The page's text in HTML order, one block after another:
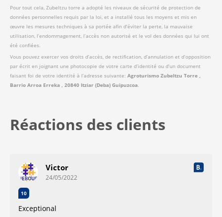
Pour tout cela, Zubeltzu torre a adopté les niveaux de sécurité de protection de
données personnelles requis par la loi, et a installé tous les moyens et mis en
œuvre les mesures techniques à sa portée afin d’éviter la perte, la mauvaise
utilisation, l’endommagement, l’accès non autorisé et le vol des données qui lui ont
été confiées.
Vous pouvez exercer vos droits d’accès, de rectification, d’annulation et d’opposition
par écrit en joignant une photocopie de votre carte d’identité ou d’un document
faisant foi de votre identité à l’adresse suivante: Agroturismo Zubeltzu Torre ,
Barrio Arroa Erreka , 20840 Itziar (Deba) Guipuzcoa.
Réactions des clients
Victor
24/05/2022
10
Exceptional